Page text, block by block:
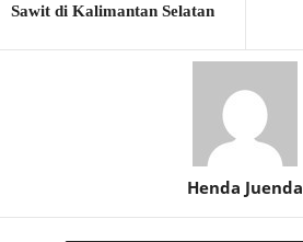
Sawit di Kalimantan Selatan
Henda Juenda